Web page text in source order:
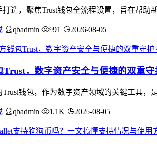
打造，聚焦Trust钱包全流程设置，旨在帮
qbadmin 991 2026-08-05
Trust，数字资产安全与便捷的双重守
Trust钱包，作为数字资产领域的关键工具
qbadmin 1.1K 2026-08-05